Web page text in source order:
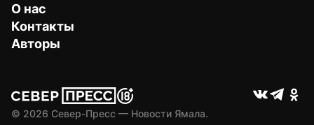
О нас
Контакты
Авторы
© 2026 Север-Пресс — Новости Ямала.